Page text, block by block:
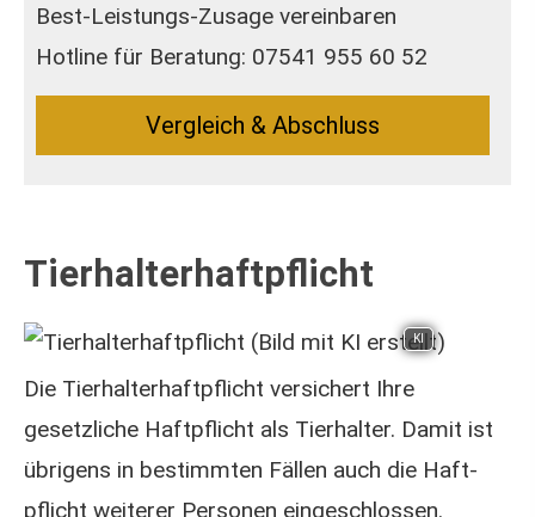
Best-Leistungs-Zusage vereinbaren
Hotline für Beratung: 07541 955 60 52
Vergleich & Abschluss
Tierhalterhaftpflicht
KI
Die Tierhalterhaftpflicht versichert Ihre
gesetzliche Haft­pflicht als Tierhalter. Damit ist
übrigens in bestimmten Fällen auch die Haft­
pflicht weiterer Per­sonen eingeschlossen.